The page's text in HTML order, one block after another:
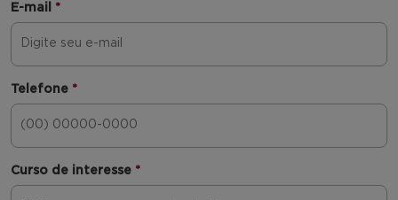
E-mail *
Telefone *
Curso de interesse *